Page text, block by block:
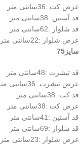
عرض کت :36سانتی متر
قد آستین :38سانتی متر
قد شلوار :62سانتی متر
عرض شلوار :22سانتی متر
سایز75
قد تیشرت :48سانتی متر
عرض تیشرت :36سانتی متر
قد کت :38سانتی متر
عرض کت :38سانتی متر
قد آستین :41سانتی متر
قد شلوار :69سانتی متر
عرض شلوار :23سانتی متر